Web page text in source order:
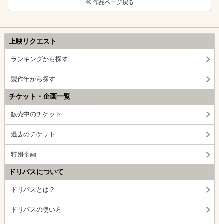
作品ページ戻る
上映リクエスト
ランキングから探す
製作年から探す
チケット・企画一覧
販売中のチケット
過去のチケット
特別企画
ドリパスについて
ドリパスとは？
ドリパスの使い方